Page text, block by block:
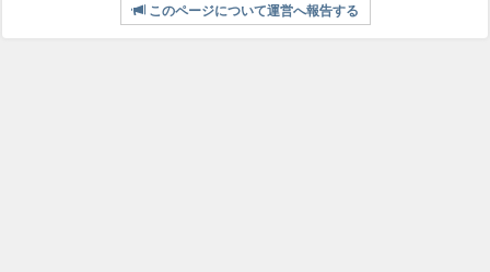
このページについて運営へ報告する